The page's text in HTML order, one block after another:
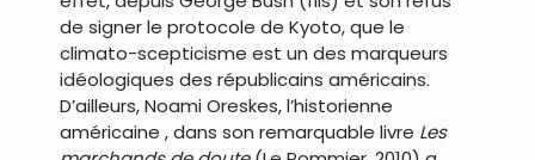
de signer le protocole de Kyoto, que le
climato-scepticisme est un des marqueurs
idéologiques des républicains américains.
D’ailleurs, Noami Oreskes, l’historienne
américaine , dans son remarquable livre Les